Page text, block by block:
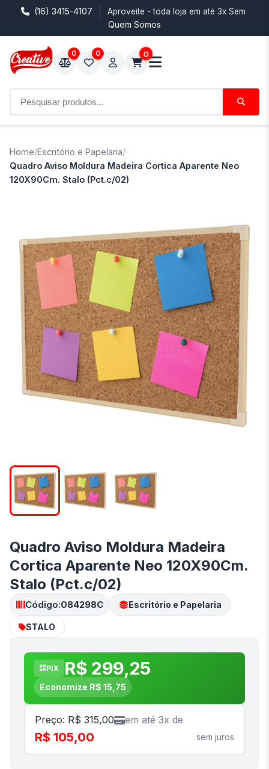
(16) 3415-4107 Aproveite - toda loja em até 3x Sem
Quem Somos
0 0 0
Home/Escritório e Papelaria/
Quadro Aviso Moldura Madeira Cortica Aparente Neo
120X90Cm. Stalo (Pct.c/02)
Quadro Aviso Moldura Madeira
Cortica Aparente Neo 120X90Cm.
Stalo (Pct.c/02)
Código:084298C Escritório e Papelaria
STALO
PIX R$ 299,25
Economize R$ 15,75
Preço: R$ 315,00 em até 3x de
R$ 105,00 sem juros